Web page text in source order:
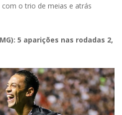
o trio de meias e atrás
5 aparições nas rodadas 2,